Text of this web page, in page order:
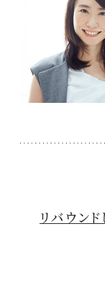
リバウン